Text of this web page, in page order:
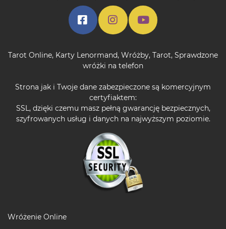
Tarot Online, Karty Lenormand, Wróżby, Tarot, Sprawdzone
wróżki na telefon
Strona jak i Twoje dane zabezpieczone są komercyjnym
certyfiaktem:
SSL, dzięki czemu masz pełną gwarancję bezpiecznych,
szyfrowanych usług i danych na najwyższym poziomie.
Wróżenie Online